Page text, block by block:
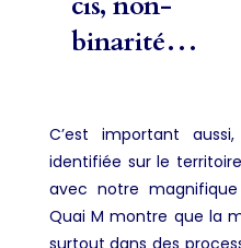
binarité…
C’est important
identifiée sur le
avec notre
Quai M montre que la